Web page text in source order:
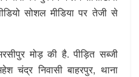
सोशल मीडिया पर तेजी से
मोड़ की है. पीड़ित सब्जी
चंद्र निवासी बाहरपुर, थाना